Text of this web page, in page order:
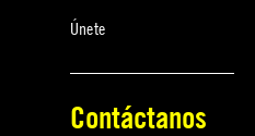
Únete
Contáctanos